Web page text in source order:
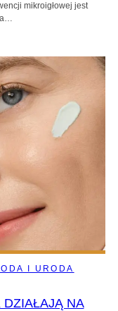
mikroigłowej jest
I URODA
DZIAŁAJĄ NA